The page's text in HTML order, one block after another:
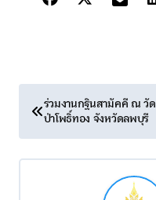
ะ
ร่วมงานกฐินสามัคคี ณ วัด
ป่าโพธิ์ทอง จังหวัดลพบุรี